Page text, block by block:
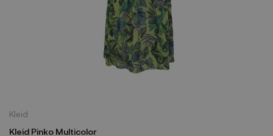
Kleid
Kleid Pinko Multicolor